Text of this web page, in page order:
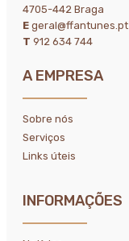
4705-442 Braga
E geral@ffantunes.pt
T 912 634 744
A EMPRESA
Sobre nós
Serviços
Links úteis
INFORMAÇÕES